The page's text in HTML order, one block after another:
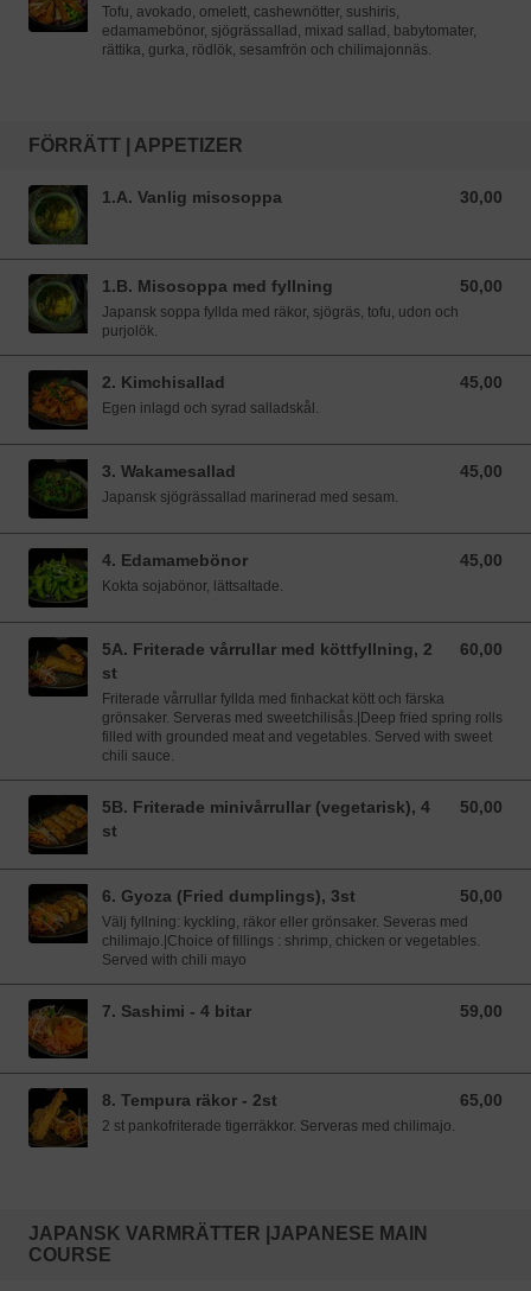
Tofu, avokado, omelett, cashewnötter, sushiris,
edamamebönor, sjögrässallad, mixad sallad, babytomater,
rättika, gurka, rödlök, sesamfrön och chilimajonnäs.
FÖRRÄTT | APPETIZER
1.A. Vanlig misosoppa 30,00
30,00 SEK
1.B. Misosoppa med fyllning 50,00
50,00 SEK
Japansk soppa fyllda med räkor, sjögräs, tofu, udon och
purjolök.
2. Kimchisallad 45,00
45,00 SEK
Egen inlagd och syrad salladskål.
3. Wakamesallad 45,00
45,00 SEK
Japansk sjögrässallad marinerad med sesam.
4. Edamamebönor 45,00
45,00 SEK
Kokta sojabönor, lättsaltade.
5A. Friterade vårrullar med köttfyllning, 2
st
60,00
60,00 SEK
Friterade vårrullar fyllda med finhackat kött och färska
grönsaker. Serveras med sweetchilisås.|Deep fried spring rolls
filled with grounded meat and vegetables. Served with sweet
chili sauce.
5B. Friterade minivårrullar (vegetarisk), 4
st
50,00
50,00 SEK
6. Gyoza (Fried dumplings), 3st 50,00
50,00 SEK
Välj fyllning: kyckling, räkor eller grönsaker. Severas med
chilimajo.|Choice of fillings : shrimp, chicken or vegetables.
Served with chili mayo
7. Sashimi - 4 bitar 59,00
59,00 SEK
8. Tempura räkor - 2st 65,00
65,00 SEK
2 st pankofriterade tigerräkkor. Serveras med chilimajo.
JAPANSK VARMRÄTTER |JAPANESE MAIN
COURSE